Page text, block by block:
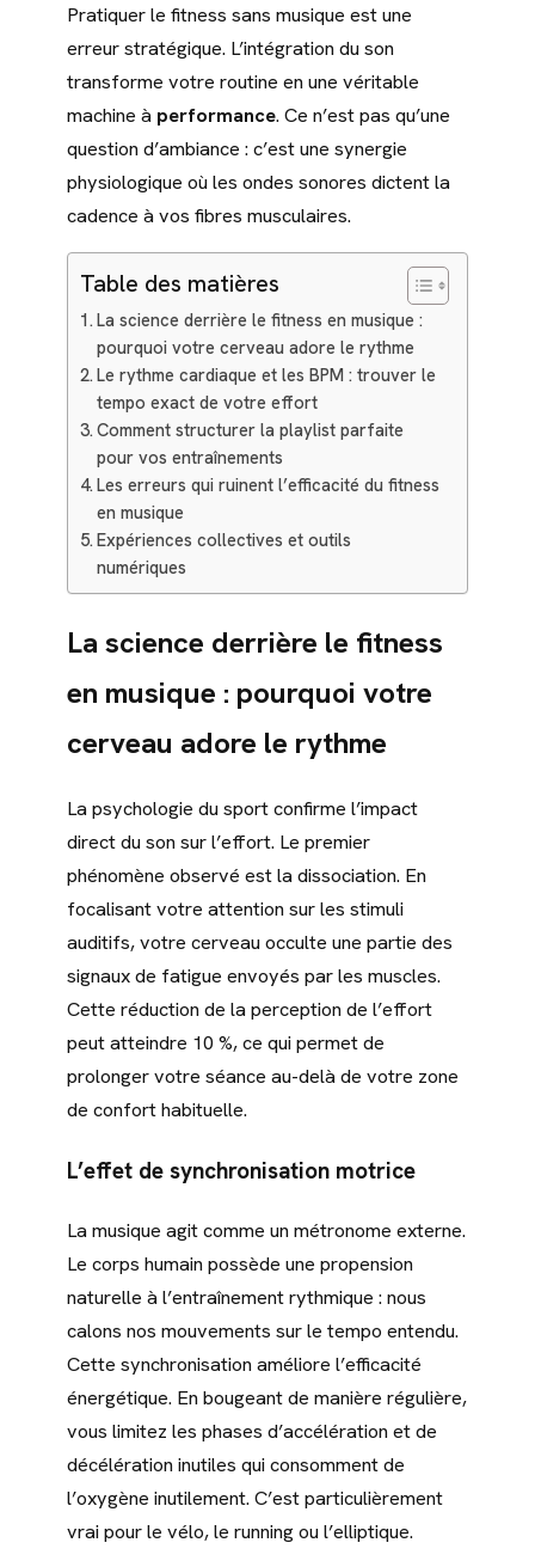
Pratiquer le fitness sans musique est une
erreur stratégique. L’intégration du son
transforme votre routine en une véritable
machine à performance. Ce n’est pas qu’une
question d’ambiance : c’est une synergie
physiologique où les ondes sonores dictent la
cadence à vos fibres musculaires.
Table des matières
La science derrière le fitness en musique :
pourquoi votre cerveau adore le rythme
Le rythme cardiaque et les BPM : trouver le
tempo exact de votre effort
Comment structurer la playlist parfaite
pour vos entraînements
Les erreurs qui ruinent l’efficacité du fitness
en musique
Expériences collectives et outils
numériques
La science derrière le fitness
en musique : pourquoi votre
cerveau adore le rythme
La psychologie du sport confirme l’impact
direct du son sur l’effort. Le premier
phénomène observé est la dissociation. En
focalisant votre attention sur les stimuli
auditifs, votre cerveau occulte une partie des
signaux de fatigue envoyés par les muscles.
Cette réduction de la perception de l’effort
peut atteindre 10 %, ce qui permet de
prolonger votre séance au-delà de votre zone
de confort habituelle.
L’effet de synchronisation motrice
La musique agit comme un métronome externe.
Le corps humain possède une propension
naturelle à l’entraînement rythmique : nous
calons nos mouvements sur le tempo entendu.
Cette synchronisation améliore l’efficacité
énergétique. En bougeant de manière régulière,
vous limitez les phases d’accélération et de
décélération inutiles qui consomment de
l’oxygène inutilement. C’est particulièrement
vrai pour le vélo, le running ou l’elliptique.